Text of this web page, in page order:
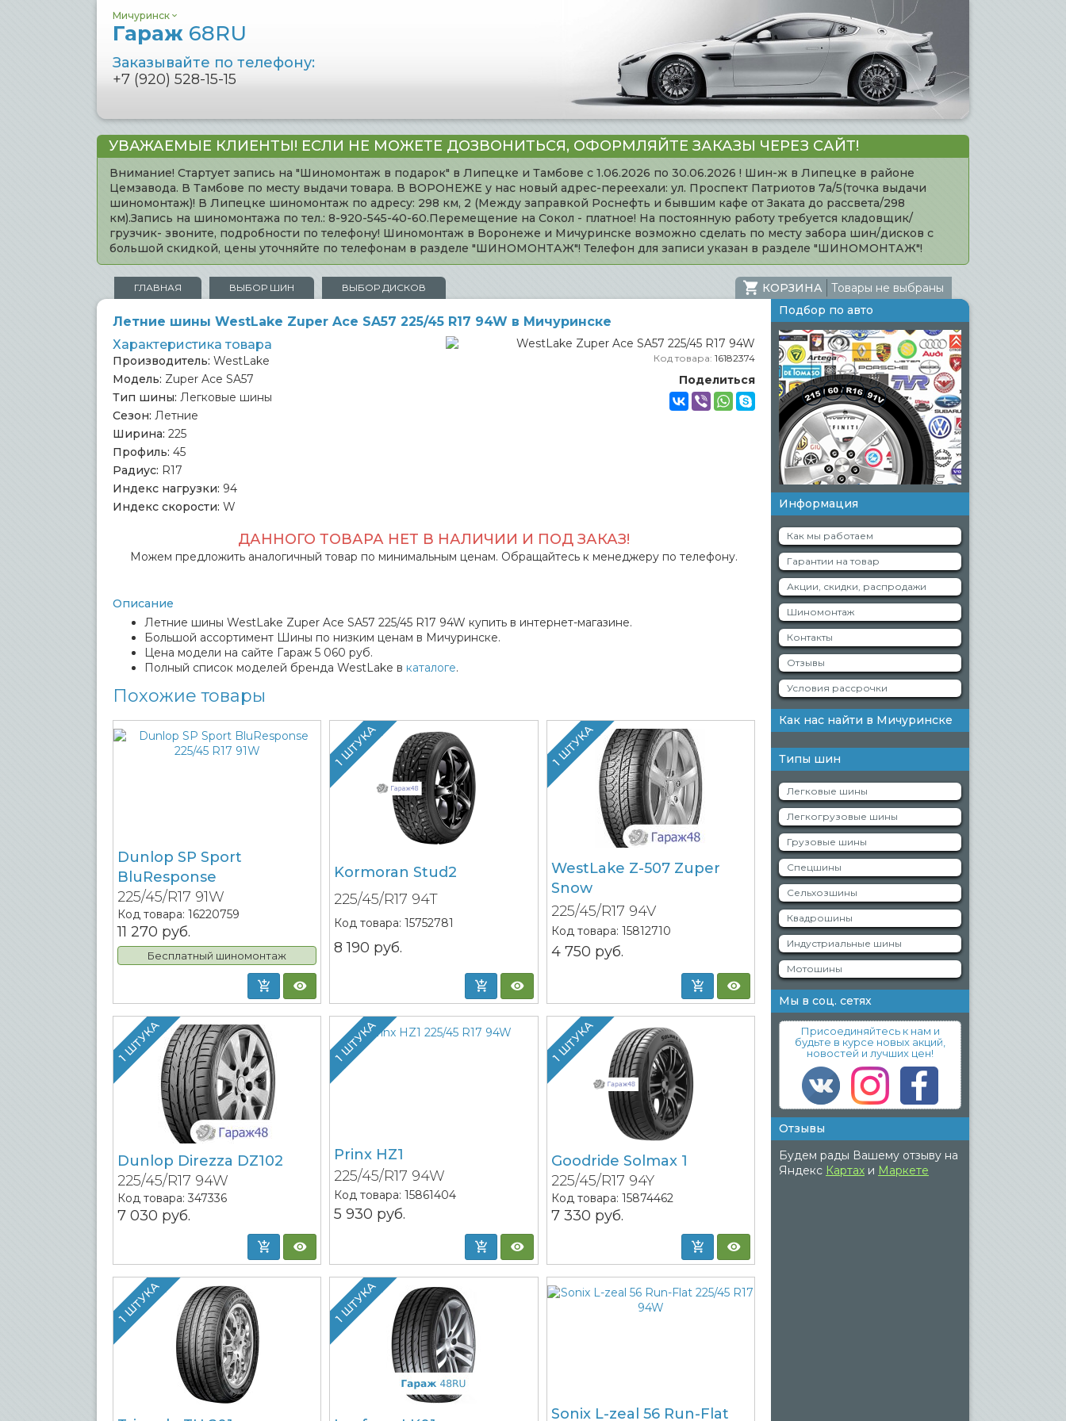
Мичуринск
Гараж 68RU
Заказывайте по телефону:
+7 (920) 528-15-15
УВАЖАЕМЫЕ КЛИЕНТЫ! ЕСЛИ НЕ МОЖЕТЕ ДОЗВОНИТЬСЯ, ОФОРМЛЯЙТЕ ЗАКАЗЫ ЧЕРЕЗ САЙТ!
Внимание! Стартует запись на "Шиномонтаж в подарок" в Липецке и Тамбове с 1.06.2026 по 30.06.2026 ! Шин-ж в Липецке в районе
Цемзавода. В Тамбове по месту выдачи товара. В ВОРОНЕЖЕ у нас новый адрес-переехали: ул. Проспект Патриотов 7а/5(точка выдачи
шиномонтаж)! В Липецке шиномонтаж по адресу: 298 км, 2 (Между заправкой Роснефть и бывшим кафе от Заката до рассвета/298
км).Запись на шиномонтажа по тел.: 8-920-545-40-60.Перемещение на Сокол - платное! На постоянную работу требуется кладовщик/
грузчик- звоните, подробности по телефону! Шиномонтаж в Воронеже и Мичуринске возможно сделать по месту забора шин/дисков с
большой скидкой, цены уточняйте по телефонам в разделе "ШИНОМОНТАЖ"! Телефон для записи указан в разделе "ШИНОМОНТАЖ"!
ГЛАВНАЯ ВЫБОР ШИН ВЫБОР ДИСКОВ КОРЗИНА Товары не выбраны
Летние шины WestLake Zuper Ace SA57 225/45 R17 94W в Мичуринске
Характеристика товара
Производитель: WestLake
Модель: Zuper Ace SA57
Тип шины: Легковые шины
Сезон: Летние
Ширина: 225
Профиль: 45
Радиус: R17
Индекс нагрузки: 94
Индекс скорости: W
Код товара: 16182374
Поделиться
ДАННОГО ТОВАРА НЕТ В НАЛИЧИИ И ПОД ЗАКАЗ!
Можем предложить аналогичный товар по минимальным ценам. Обращайтесь к менеджеру по телефону.
Описание
Летние шины WestLake Zuper Ace SA57 225/45 R17 94W купить в интернет-магазине.
Большой ассортимент Шины по низким ценам в Мичуринске.
Цена модели на сайте Гараж 5 060 руб.
Полный список моделей бренда WestLake в каталоге.
Похожие товары
Dunlop SP Sport
BluResponse
225/45/R17 91W
Код товара: 16220759
11 270 руб.
Бесплатный шиномонтаж
1 ШТУКА
Kormoran Stud2
225/45/R17 94T
Код товара:15752781
8 190 руб.
1 ШТУКА
WestLake Z-507 Zuper
Snow
225/45/R17 94V
Код товара: 15812710
4 750 руб.
1 ШТУКА
Dunlop Direzza DZ102
225/45/R17 94W
Код товара: 347336
7 030 руб.
1 ШТУКА
Prinx HZ1
225/45/R17 94W
Код товара:15861404
5 930 руб.
1 ШТУКА
Goodride Solmax 1
225/45/R17 94Y
Код товара: 15874462
7 330 руб.
1 ШТУКА 1 ШТУКА
Sonix L-zeal 56 Run-Flat
Подбор по авто
Информация
Как мы работаем
Гарантии на товар
Акции, скидки, распродажи
Шиномонтаж
Контакты
Отзывы
Условия рассрочки
Как нас найти в Мичуринске
Типы шин
Легковые шины
Легкогрузовые шины
Грузовые шины
Спецшины
Сельхозшины
Квадрошины
Индустриальные шины
Мотошины
Мы в соц. сетях
Присоединяйтесь к нам и
будьте в курсе новых акций,
новостей и лучших цен!
Отзывы
Будем рады Вашему отзыву на
Яндекс Картах и Маркете